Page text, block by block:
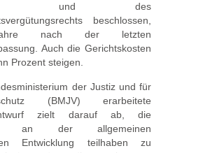
und des
beschlossen,
nach der letzten
Auch die Gerichtskosten
Prozent steigen.
der Justiz und für
(BMJV) erarbeitete
zielt darauf ab, die
an der allgemeinen
Entwicklung teilhaben zu